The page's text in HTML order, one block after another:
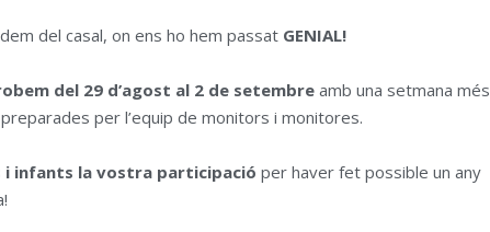
del casal, on ens ho hem passat GENIAL!
del 29 d’agost al 2 de setembre amb una setmana més
per l’equip de monitors i monitores.
infants la vostra participació per haver fet possible un any